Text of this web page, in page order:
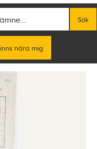
Sök
nära mig